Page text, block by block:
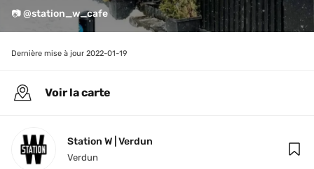
📷 @station_w_cafe⁠
Dernière mise à jour 2022-01-19
Voir la carte
Station W | Verdun
Verdun